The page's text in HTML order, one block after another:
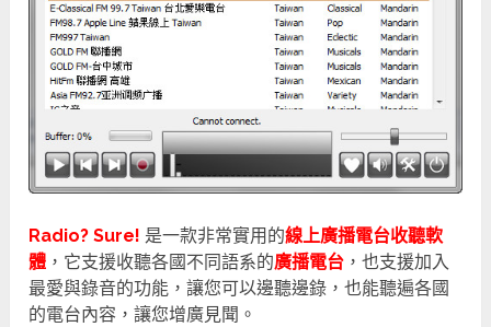
Radio? Sure! 是一款非常實用的線上廣播電台收聽軟
體 ，它支援收聽各國不同語系的廣播電台 ，也支援加入
最愛與錄音的功能，讓您可以邊聽邊錄，也能聽遍各國
的電台內容，讓您增廣見聞。